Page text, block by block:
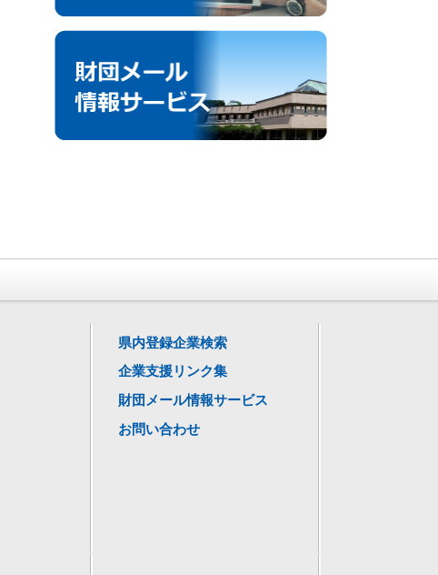
県内登録企業検索
企業支援リンク集
財団メール情報サービス
お問い合わせ